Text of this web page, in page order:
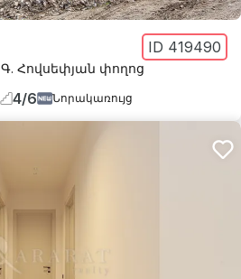
ID 419490
Գ. Հովսեփյան փողոց
4/6 Նորակառույց